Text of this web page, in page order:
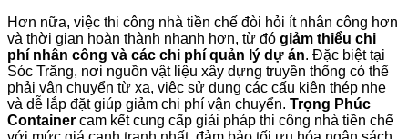
Hơn nữa, việc thi công nhà tiền chế đòi hỏi ít nhân công hơn
và thời gian hoàn thành nhanh hơn, từ đó giảm thiểu chi
phí nhân công và các chi phí quản lý dự án. Đặc biệt tại
Sóc Trăng, nơi nguồn vật liệu xây dựng truyền thống có thể
phải vận chuyển từ xa, việc sử dụng các cấu kiện thép nhẹ
và dễ lắp đặt giúp giảm chi phí vận chuyển. Trọng Phúc
Container cam kết cung cấp giải pháp thi công nhà tiền chế